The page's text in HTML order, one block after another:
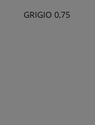
GRIGIO 0,75